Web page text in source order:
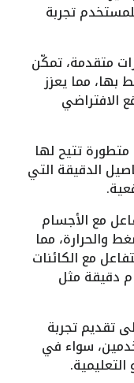
تجربة
متقدمة، تمكّن
بها، مما يعزز
الافتراضي
تتيح لها
الدقيقة التي
مع الأجسام
والحرارة، مما
مع الكائنات
دقيقة مثل
تقديم تجربة
سواء في